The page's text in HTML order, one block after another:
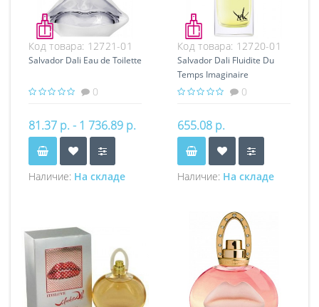
Код товара: 12721-01
Salvador Dali Eau de Toilette
0
81.37 р. - 1 736.89 р.
Наличие: На складе
Код товара: 12720-01
Salvador Dali Fluidite Du
Temps Imaginaire
0
655.08 р.
Наличие: На складе